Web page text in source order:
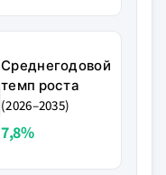
Среднегодовой
темп роста
(2026–2035)
7,8%